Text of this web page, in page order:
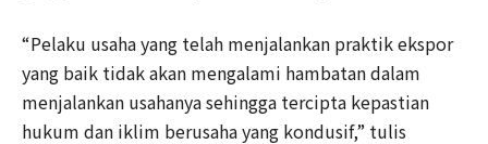
“Pelaku usaha yang telah menjalankan praktik ekspor
yang baik tidak akan mengalami hambatan dalam
menjalankan usahanya sehingga tercipta kepastian
hukum dan iklim berusaha yang kondusif,” tulis